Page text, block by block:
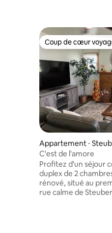
Coup de cœur
Coup de cœur
Appartement ⋅
C'est de l'amore
Profitez d'un séjour
duplex de 2
rénové, situé au
rue calme de